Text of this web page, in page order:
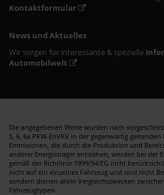
Kontaktformular
News und Aktuelles
Wir sorgen für interessante & spezielle
Automobilwelt
Die angegebenen Werte wurden nach
5, 6, 6a PKW-EnVKV in der gegenwärtig
Emmisionen, die durch die Produktion und
anderer Energieträger entstehen, werden bei der
gemäß der Richtlinie 1999/94/EG nicht
nicht auf ein einzelnes Fahrzeug und sind nicht
sondern dienen allein Vergleichszwecken
Fahrzeugtypen.